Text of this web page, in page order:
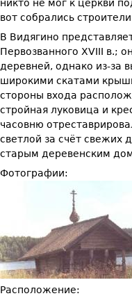
никто не мог к церкви
вот собрались
В Видягино
Первозванного XVIII в.;
деревней, однако из-за
широкими скатами
стороны входа
стройная луковица и
часовню
светлой за счёт свежих
старым деревенским
Фотографии:
Расположение: